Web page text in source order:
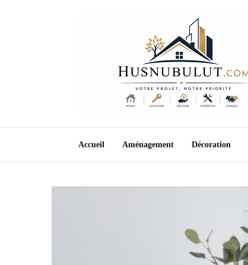
Accueil Aménagement Décoration